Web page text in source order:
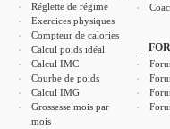
Réglette de régime
Exercices physiques
Compteur de calories
Calcul poids idéal
Calcul IMC
Courbe de poids
Calcul IMG
Grossesse mois par
mois